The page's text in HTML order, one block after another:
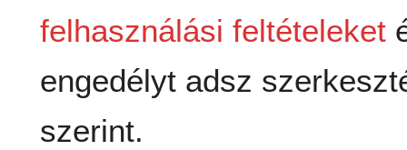
felhasználási feltételeket
engedélyt adsz
szerint.